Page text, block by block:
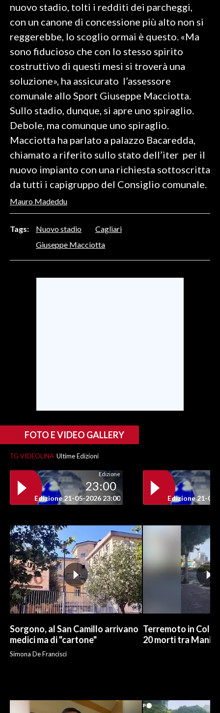
SARDEGNA TURISMO
SARDI NEL MONDO
#CARAUNIONE
3 MINUTI CON
INSULARITÀ
INFO AZIENDE
ABBONATI
ANNUNCI
NECROLOGI
PUBBLICITÀ
SPIAGGE
STORE
nuovo stadio, tolti i redditi dei parcheggi,
con un canone di concessione più alto non si
reggerebbe, lo scoglio ormai è questo. «Ma
sono fiducioso che con lo stesso spirito
costruttivo di questi mesi si troverà una
soluzione», ha assicurato l’assessore
comunale allo Sport Giuseppe Macciotta.
Sullo stadio, dunque, si apre uno spiraglio.
Debole, ma comunque uno spiraglio.
Macciotta ha parlato a palazzo Bacaredda,
chiamato a riferito sullo stato dell’iter per il
nuovo impianto con una richiesta sottoscritta
da tutti i capigruppo del Consiglio comunale.
Mauro Madeddu
Tags: Nuovo stadio
Cagliari
Giuseppe Macciotta
FOTO E VIDEO GALLERY
TG VIDEOLINA Ultime Edizioni
Edizione
23:00
Edizione 21-05-2026 23:00 Edizione 21-05-
Sorgono, al San Camillo arrivano
medici ma di "cartone"
Simona De Francisci
Terremoto in
20 morti tra